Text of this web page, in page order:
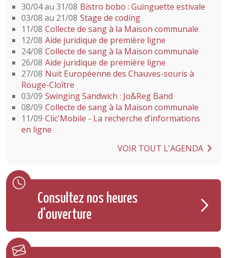
30/04 au 31/08 Bistro bobo : Guinguette estivale
03/08 au 21/08 Stage de coding
11/08 Collecte de sang à la Maison communale
12/08 Aide juridique de première ligne
24/08 Collecte de sang à la Maison communale
26/08 Aide juridique de première ligne
27/08 Nuit Européenne des Chauves-souris à
Rouge-Cloître
03/09 Swinging Sandwich : Jo&Reg Band
08/09 Collecte de sang à la Maison communale
11/09 Clic'Mobile - La recherche d’informations
en ligne
VOIR TOUT L'AGENDA
Consultez nos heures
d'ouverture